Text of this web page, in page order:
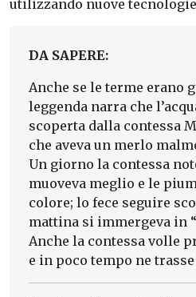
utilizzando nuove
DA SAPERE:
Anche se le terme erano
leggenda narra che
scoperta dalla contessa
che aveva un merlo
Un giorno la contessa
muoveva meglio e le
colore; lo fece seguire
mattina si immergeva in
Anche la contessa volle
e in poco tempo ne